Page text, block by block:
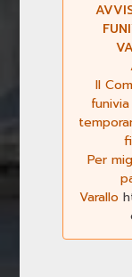
Il
Per
Varallo